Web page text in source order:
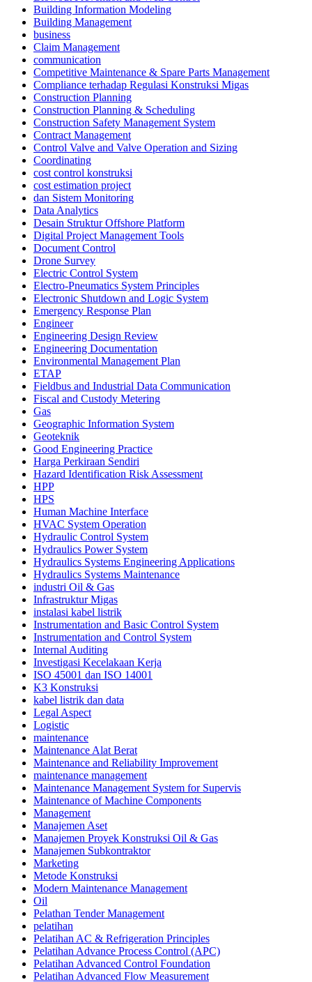
Building Information Modeling
Building Management
business
Claim Management
communication
Competitive Maintenance & Spare Parts Management
Compliance terhadap Regulasi Konstruksi Migas
Construction Planning
Construction Planning & Scheduling
Construction Safety Management System
Contract Management
Control Valve and Valve Operation and Sizing
Coordinating
cost control konstruksi
cost estimation project
dan Sistem Monitoring
Data Analytics
Desain Struktur Offshore Platform
Digital Project Management Tools
Document Control
Drone Survey
Electric Control System
Electro-Pneumatics System Principles
Electronic Shutdown and Logic System
Emergency Response Plan
Engineer
Engineering Design Review
Engineering Documentation
Environmental Management Plan
ETAP
Fieldbus and Industrial Data Communication
Fiscal and Custody Metering
Gas
Geographic Information System
Geoteknik
Good Engineering Practice
Harga Perkiraan Sendiri
Hazard Identification Risk Assessment
HPP
HPS
Human Machine Interface
HVAC System Operation
Hydraulic Control System
Hydraulics Power System
Hydraulics Systems Engineering Applications
Hydraulics Systems Maintenance
industri Oil & Gas
Infrastruktur Migas
instalasi kabel listrik
Instrumentation and Basic Control System
Instrumentation and Control System
Internal Auditing
Investigasi Kecelakaan Kerja
ISO 45001 dan ISO 14001
K3 Konstruksi
kabel listrik dan data
Legal Aspect
Logistic
maintenance
Maintenance Alat Berat
Maintenance and Reliability Improvement
maintenance management
Maintenance Management System for Supervis
Maintenance of Machine Components
Management
Manajemen Aset
Manajemen Proyek Konstruksi Oil & Gas
Manajemen Subkontraktor
Marketing
Metode Konstruksi
Modern Maintenance Management
Oil
Pelathan Tender Management
pelatihan
Pelatihan AC & Refrigeration Principles
Pelatihan Advance Process Control (APC)
Pelatihan Advanced Control Foundation
Pelatihan Advanced Flow Measurement